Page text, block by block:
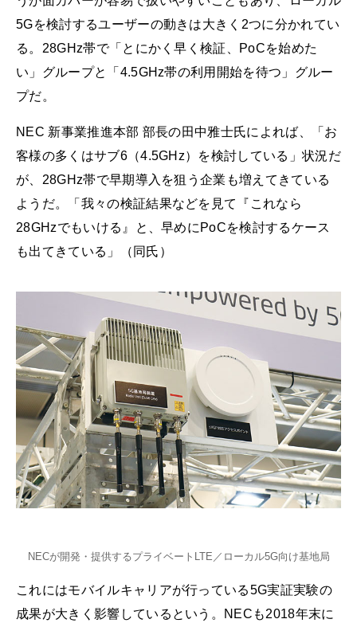
5Gを検討するユーザーの動きは大きく2つに分かれてい
る。28GHz帯で「とにかく早く検証、PoCを始めた
い」グループと「4.5GHz帯の利用開始を待つ」グルー
プだ。
NEC 新事業推進本部 部長の田中雅士氏によれば、「お
客様の多くはサブ6（4.5GHz）を検討している」状況だ
が、28GHz帯で早期導入を狙う企業も増えてきている
ようだ。「我々の検証結果などを見て『これなら
28GHzでもいける』と、早めにPoCを検討するケース
も出てきている」（同氏）
NECが開発・提供するプライベートLTE／ローカル5G向け基地局
これにはモバイルキャリアが行っている5G実証実験の
成果が大きく影響しているという。NECも2018年末に